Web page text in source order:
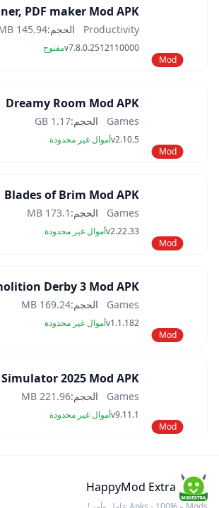
Mod
Productivity الحجم:145.94 MB
v7.8.0.2512110000مفتوح
Mod
Dreamy Room Mod APK
Games الحجم:1.17 GB
v2.10.5أموال غير محدودة
Mod
Blades of Brim Mod APK
Games الحجم: 173.1 MB
v2.22.33أموال غير محدودة
Mod
Derby 3 Mod APK
Games الحجم:169.24 MB
v1.1.182أموال غير محدودة
Mod
Games الحجم:221.96 MB
v9.11.1أموال غير محدودة
HappyMod Extra